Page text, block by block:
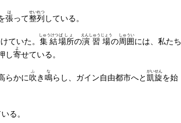
張
は
って整
せい
列
れつ
している。
ていた。 集結
しゅうけつ
場所
ばしょ
の演習場
えんしゅうじょう
の周囲
しゅうい
には、私たち
し寄
よ
せている。
らかに吹
ふ
き鳴
な
らし、ガイン自由都市へと凱旋
がいせん
を始
る。